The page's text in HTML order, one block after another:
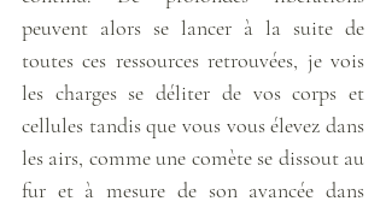
peuvent alors se lancer à la suite de
toutes ces ressources retrouvées, je vois
les charges se déliter de vos corps et
cellules tandis que vous vous élevez dans
les airs, comme une comète se dissout au
fur et à mesure de son avancée dans